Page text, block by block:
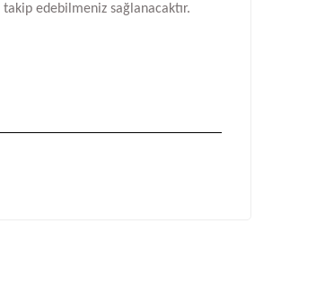
edebilmeniz sağlanacaktır.